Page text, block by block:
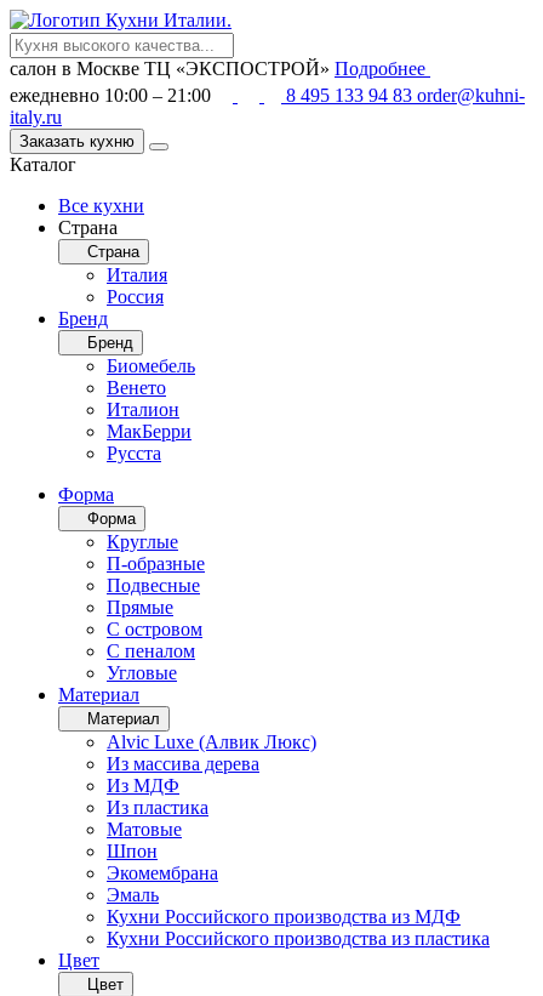
салон в Москве ТЦ «ЭКСПОСТРОЙ» Подробнее
ежедневно 10:00 – 21:00
8 495 133 94 83 order@kuhni-
italy.ru
Заказать кухню
Каталог
Все кухни
Страна
Страна
Италия
Россия
Бренд
Бренд
Биомебель
Венето
Италион
МакБерри
Русста
Форма
Форма
Круглые
П-образные
Подвесные
Прямые
С островом
С пеналом
Угловые
Материал
Материал
Alvic Luxe (Алвик Люкс)
Из массива дерева
Из МДФ
Из пластика
Матовые
Шпон
Экомембрана
Эмаль
Кухни Российского производства из МДФ
Кухни Российского производства из пластика
Цвет
Цвет